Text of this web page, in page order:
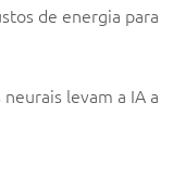
de energia para
levam a IA a